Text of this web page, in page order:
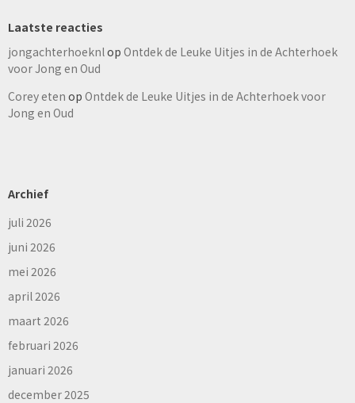
Laatste reacties
jongachterhoeknl op Ontdek de Leuke Uitjes in de Achterhoek
voor Jong en Oud
Corey eten op Ontdek de Leuke Uitjes in de Achterhoek voor
Jong en Oud
Archief
juli 2026
juni 2026
mei 2026
april 2026
maart 2026
februari 2026
januari 2026
december 2025